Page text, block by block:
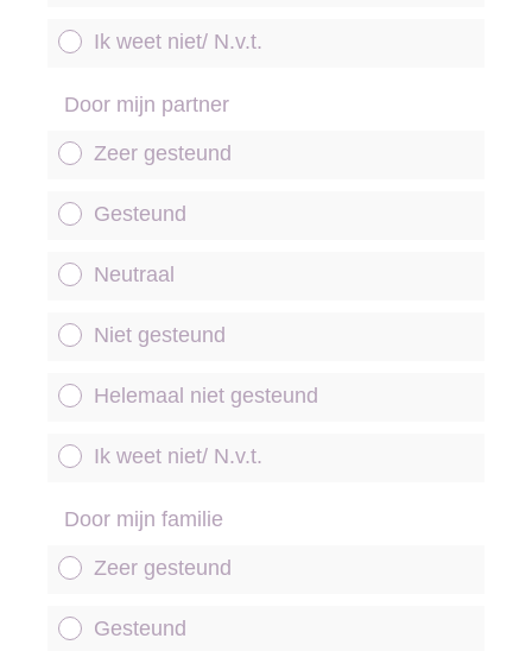
Ik weet niet/ N.v.t.
Door mijn partner
Zeer gesteund
Gesteund
Neutraal
Niet gesteund
Helemaal niet gesteund
Ik weet niet/ N.v.t.
Door mijn familie
Zeer gesteund
Gesteund